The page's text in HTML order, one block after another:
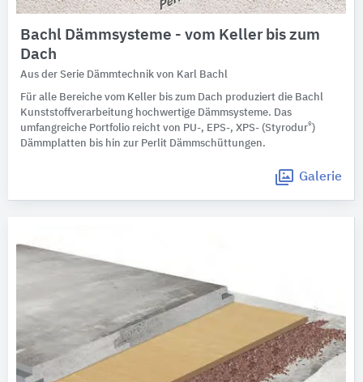
Bachl Dämmsysteme - vom Keller bis zum
Dach
Aus der Serie Dämmtechnik von Karl Bachl
Für alle Bereiche vom Keller bis zum Dach produziert die Bachl
Kunststoffverarbeitung hochwertige Dämmsysteme. Das
umfangreiche Portfolio reicht von PU-, EPS-, XPS- (Styrodur®)
Dämmplatten bis hin zur Perlit Dämmschüttungen.
Galerie